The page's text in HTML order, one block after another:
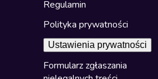
Regulamin
Polityka prywatności
Ustawienia prywatności
Formularz zgłaszania